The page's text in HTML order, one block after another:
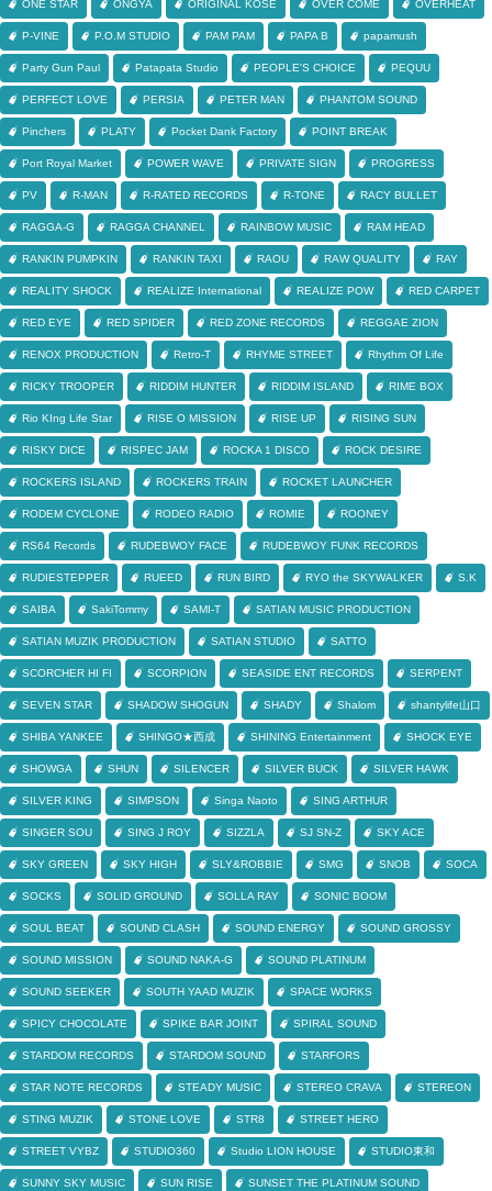
ONE STAR ONGYA ORIGINAL KOSE OVER COME OVERHEAT
P-VINE P.O.M STUDIO PAM PAM PAPA B papamush
Party Gun Paul Patapata Studio PEOPLE'S CHOICE PEQUU
PERFECT LOVE PERSIA PETER MAN PHANTOM SOUND
Pinchers PLATY Pocket Dank Factory POINT BREAK
Port Royal Market POWER WAVE PRIVATE SIGN PROGRESS
PV R-MAN R-RATED RECORDS R-TONE RACY BULLET
RAGGA-G RAGGA CHANNEL RAINBOW MUSIC RAM HEAD
RANKIN PUMPKIN RANKIN TAXI RAOU RAW QUALITY RAY
REALITY SHOCK REALIZE International REALIZE POW RED CARPET
RED EYE RED SPIDER RED ZONE RECORDS REGGAE ZION
RENOX PRODUCTION Retro-T RHYME STREET Rhythm Of Life
RICKY TROOPER RIDDIM HUNTER RIDDIM ISLAND RIME BOX
Rio KIng Life Star RISE O MISSION RISE UP RISING SUN
RISKY DICE RISPEC JAM ROCKA 1 DISCO ROCK DESIRE
ROCKERS ISLAND ROCKERS TRAIN ROCKET LAUNCHER
RODEM CYCLONE RODEO RADIO ROMIE ROONEY
RS64 Records RUDEBWOY FACE RUDEBWOY FUNK RECORDS
RUDIESTEPPER RUEED RUN BIRD RYO the SKYWALKER S.K
SAIBA SakiTommy SAMI-T SATIAN MUSIC PRODUCTION
SATIAN MUZIK PRODUCTION SATIAN STUDIO SATTO
SCORCHER HI FI SCORPION SEASIDE ENT RECORDS SERPENT
SEVEN STAR SHADOW SHOGUN SHADY Shalom shantylife山口
SHIBA YANKEE SHINGO★西成 SHINING Entertainment SHOCK EYE
SHOWGA SHUN SILENCER SILVER BUCK SILVER HAWK
SILVER KING SIMPSON Singa Naoto SING ARTHUR
SINGER SOU SING J ROY SIZZLA SJ SN-Z SKY ACE
SKY GREEN SKY HIGH SLY&ROBBIE SMG SNOB SOCA
SOCKS SOLID GROUND SOLLA RAY SONIC BOOM
SOUL BEAT SOUND CLASH SOUND ENERGY SOUND GROSSY
SOUND MISSION SOUND NAKA-G SOUND PLATINUM
SOUND SEEKER SOUTH YAAD MUZIK SPACE WORKS
SPICY CHOCOLATE SPIKE BAR JOINT SPIRAL SOUND
STARDOM RECORDS STARDOM SOUND STARFORS
STAR NOTE RECORDS STEADY MUSIC STEREO CRAVA STEREON
STING MUZIK STONE LOVE STR8 STREET HERO
STREET VYBZ STUDIO360 Studio LION HOUSE STUDIO東和
SUNNY SKY MUSIC SUN RISE SUNSET THE PLATINUM SOUND